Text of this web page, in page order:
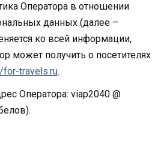
Оператора в отношении
данных (далее –
ко всей информации,
может получить о посетителях
for-travels.ru.
Оператора: viap2040 @